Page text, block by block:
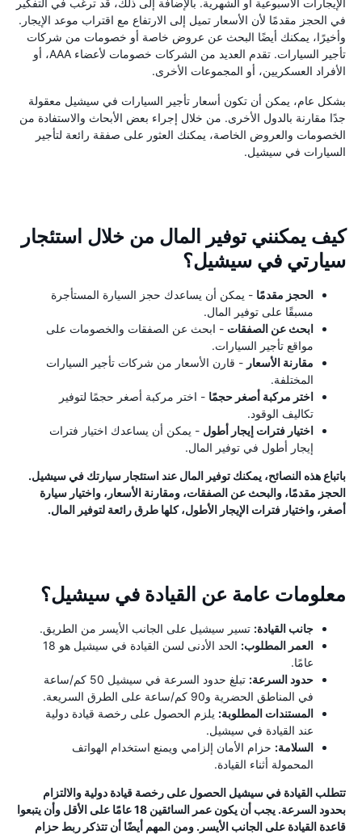
الإيجارات الأسبوعية أو الشهرية. بالإضافة إلى ذلك، قد ترغب في التفكير
في الحجز مقدمًا لأن الأسعار تميل إلى الارتفاع مع اقتراب موعد الإيجار.
وأخيرًا، يمكنك أيضًا البحث عن عروض خاصة أو خصومات من شركات
تأجير السيارات. تقدم العديد من الشركات خصومات لأعضاء AAA، أو
الأفراد العسكريين، أو المجموعات الأخرى.
بشكل عام، يمكن أن تكون أسعار تأجير السيارات في سيشيل معقولة
جدًا مقارنة بالدول الأخرى. من خلال إجراء بعض الأبحاث والاستفادة من
الخصومات والعروض الخاصة، يمكنك العثور على صفقة رائعة لتأجير
السيارات في سيشيل.
كيف يمكنني توفير المال من خلال استئجار
سيارتي في سيشيل؟
الحجز مقدمًا - يمكن أن يساعدك حجز السيارة المستأجرة
مسبقًا على توفير المال.
ابحث عن الصفقات - ابحث عن الصفقات والخصومات على
مواقع تأجير السيارات.
مقارنة الأسعار - قارن الأسعار من شركات تأجير السيارات
المختلفة.
اختر مركبة أصغر حجمًا - اختر مركبة أصغر حجمًا لتوفير
تكاليف الوقود.
اختيار فترات إيجار أطول - يمكن أن يساعدك اختيار فترات
إيجار أطول في توفير المال.
باتباع هذه النصائح، يمكنك توفير المال عند استئجار سيارتك في سيشيل.
الحجز مقدمًا، والبحث عن الصفقات، ومقارنة الأسعار، واختيار سيارة
أصغر، واختيار فترات الإيجار الأطول، كلها طرق رائعة لتوفير المال.
معلومات عامة عن القيادة في سيشيل؟
جانب القيادة: تسير سيشيل على الجانب الأيسر من الطريق.
العمر المطلوب:
الحد الأدنى لسن القيادة في سيشيل هو 18
عامًا.
حدود السرعة:
تبلغ حدود السرعة في سيشيل 50 كم/ساعة
في المناطق الحضرية و90 كم/ساعة على الطرق السريعة.
المستندات المطلوبة: يلزم الحصول على رخصة قيادة دولية
عند القيادة في سيشيل.
السلامة: حزام الأمان إلزامي ويمنع استخدام الهواتف
المحمولة أثناء القيادة.
تتطلب القيادة في سيشيل الحصول على رخصة قيادة دولية والالتزام
بحدود السرعة. يجب أن يكون عمر السائقين 18 عامًا على الأقل وأن يتبعوا
قاعدة القيادة على الجانب الأيسر. ومن المهم أيضًا أن تتذكر ربط حزام